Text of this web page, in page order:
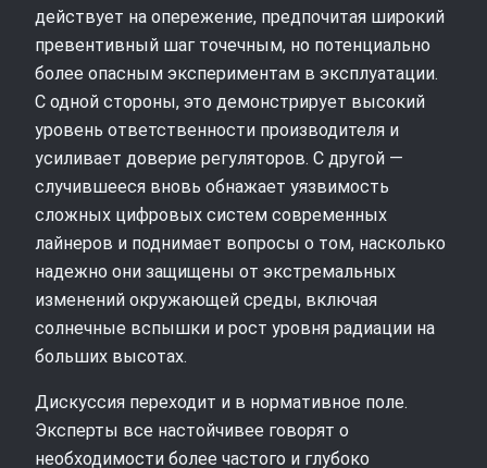
действует на опережение, предпочитая широкий
превентивный шаг точечным, но потенциально
более опасным экспериментам в эксплуатации.
С одной стороны, это демонстрирует высокий
уровень ответственности производителя и
усиливает доверие регуляторов. С другой —
случившееся вновь обнажает уязвимость
сложных цифровых систем современных
лайнеров и поднимает вопросы о том, насколько
надежно они защищены от экстремальных
изменений окружающей среды, включая
солнечные вспышки и рост уровня радиации на
больших высотах.
Дискуссия переходит и в нормативное поле.
Эксперты все настойчивее говорят о
необходимости более частого и глубоко